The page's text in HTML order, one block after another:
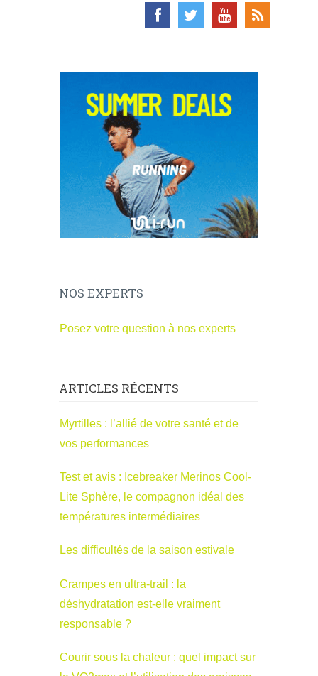
NOS EXPERTS
Posez votre question à nos experts
ARTICLES RÉCENTS
Myrtilles : l’allié de votre santé et de
vos performances
Test et avis : Icebreaker Merinos Cool-
Lite Sphère, le compagnon idéal des
températures intermédiaires
Les difficultés de la saison estivale
Crampes en ultra-trail : la
déshydratation est-elle vraiment
responsable ?
Courir sous la chaleur : quel impact sur